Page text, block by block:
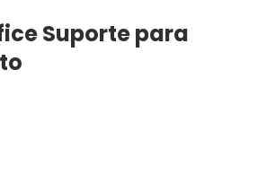
Suporte para